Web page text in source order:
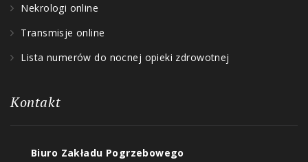
Nekrologi online
Transmisje online
Lista numerów do nocnej opieki zdrowotnej
Kontakt
Biuro Zakładu Pogrzebowego